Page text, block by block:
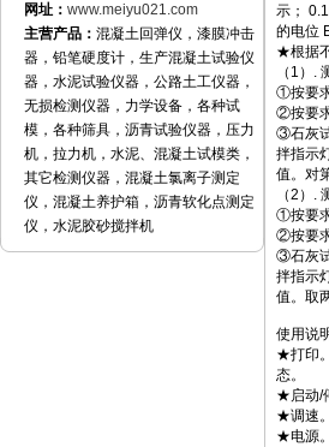
网址： www.meiyu021.com
主营产品： 混凝土回弹仪，漆膜冲击
器，铅笔硬度计，生产混凝土试验仪
器，水泥试验仪器，公路土工仪器，
无损检测仪器，力学设备，各种试
模，各种筛具，沥青试验仪器，压力
机，拉力机，水泥、混凝土试模类，
其它检测仪器，混凝土氯离子测定
仪，混凝土养护箱，沥青软化点测定
仪，水泥胶砂搅拌机
示；
的电位
★根据
（1）.
①按要
②按要
③石灰
拌指示
值。对
（2）.
①按要
②按要
③石灰
拌指示
值。取
使用说
★打印
态。
★启动/
★调速
★电源